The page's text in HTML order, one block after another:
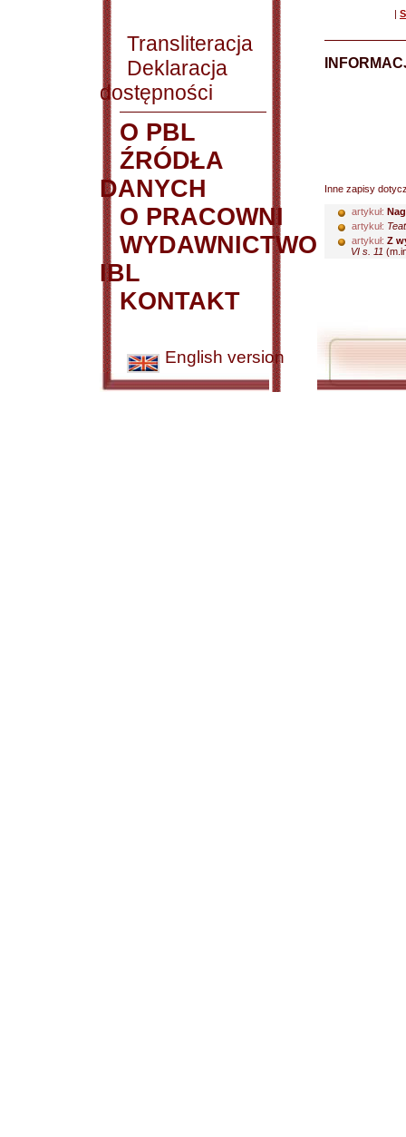
Transliteracja
Deklaracja
dostępności
O PBL
ŹRÓDŁA
DANYCH
O PRACOWNI
WYDAWNICTWO
IBL
KONTAKT
English version
|
Inne zapisy
artykuł:
artykuł:
artykuł: Z
VI s. 11